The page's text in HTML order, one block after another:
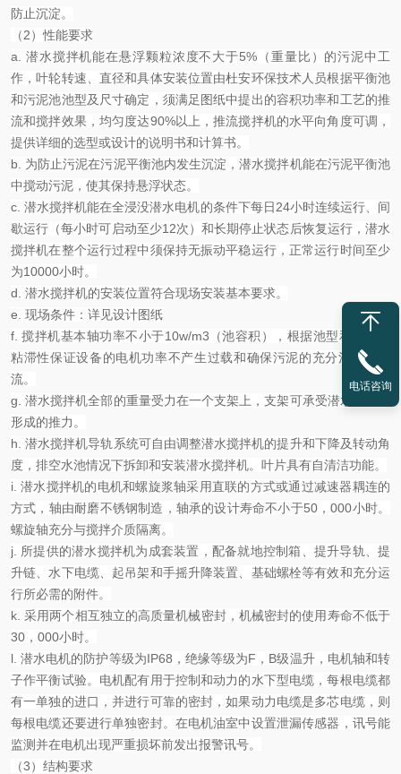
防止沉淀。
（2）性能要求
a. 潜水搅拌机能在悬浮颗粒浓度不大于5% （重量比）的污泥中工
作，叶轮转速、直径和具体安装位置由杜安环保技术人员根据平衡池
和污泥池池型及尺寸确定，须满足图纸中提出的容积功率和工艺的推
流和搅拌效果，均匀度达90%以上，推流搅拌机的水平向角度可调，
提供详细的选型或设计的说明书和计算书。
b. 为防止污泥在污泥平衡池内发生沉淀，潜水搅拌机能在污泥平衡池
中搅动污泥，使其保持悬浮状态。
c.潜水搅拌机能在全浸没潜水电机的条件下每日24小时连续运行、间
歇运行（每小时可启动至少12次）和长期停止状态后恢复运行，潜水
搅拌机在整个运行过程中须保持无振动平稳运行，正常运行时间至少
为10000小时。
d. 潜水搅拌机的安装位置符合现场安装基本要求。
e. 现场条件：详见设计图纸
f.搅拌机基本轴功率不小于10w/m3 （池容积），根据池型和污泥的
粘滞性保证设备的电机功率不产生过载和确保污泥的充分混合和推
流。
g.潜水搅拌机全部的重量受力在一个支架上，支架可承受潜水搅拌机
形成的推力。
h.潜水搅拌机导轨系统可自由调整潜水搅拌机的提升和下降及转动角
度，排空水池情况下拆卸和安装潜水搅拌机。叶片具有自清洁功能。
i.潜水搅拌机的电机和螺旋浆轴采用直联的方式或通过减速器耦连的
方式，轴由耐磨不锈钢制造，轴承的设计寿命不小于50，000小时。
螺旋轴充分与搅拌介质隔离。
j. 所提供的潜水搅拌机为成套装置，配备就地控制箱、提升导轨、提
升链、水下电缆、起吊架和手摇升降装置、基础螺栓等有效和充分运
行所必需的附件。
k.采用两个相互独立的高质量机械密封，机械密封的使用寿命不低于
30 ， 000小时。
l.潜水电机的防护等级为IP68 ，绝缘等级为F ， B级温升，电机轴和转
子作平衡试验。电机配有用于控制和动力的水下型电缆，每根电缆都
有一单独的进口，并进行可靠的密封，如果动力电缆是多芯电缆，则
每根电缆还要进行单独密封。在电机油室中设置泄漏传感器，讯号能
监测并在电机出现严重损坏前发出报警讯号。
（3）结构要求
电话咨询